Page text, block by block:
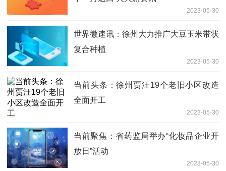
2023-05-30
世界微速讯：徐州大力推广大豆玉米带状
复合种植
2023-05-30
当前头条：徐州贾汪19个老旧小区改造
全面开工
2023-05-30
当前聚焦：省药监局举办“化妆品企业开
放日”活动
2023-05-30